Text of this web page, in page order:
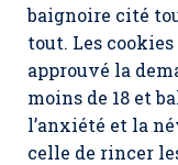
baignoire cité
tout. Les
approuvé la
moins de 18 et
l’anxiété et la
celle de rincer